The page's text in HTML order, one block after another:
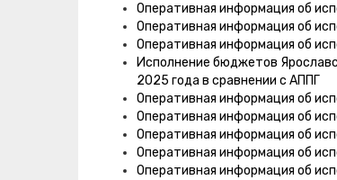
Оперативная информация об
Оперативная информация об
Оперативная информация об
Исполнение бюджетов
2025 года в сравнении с АППГ
Оперативная информация об
Оперативная информация об
Оперативная информация об
Оперативная информация об
Оперативная информация об